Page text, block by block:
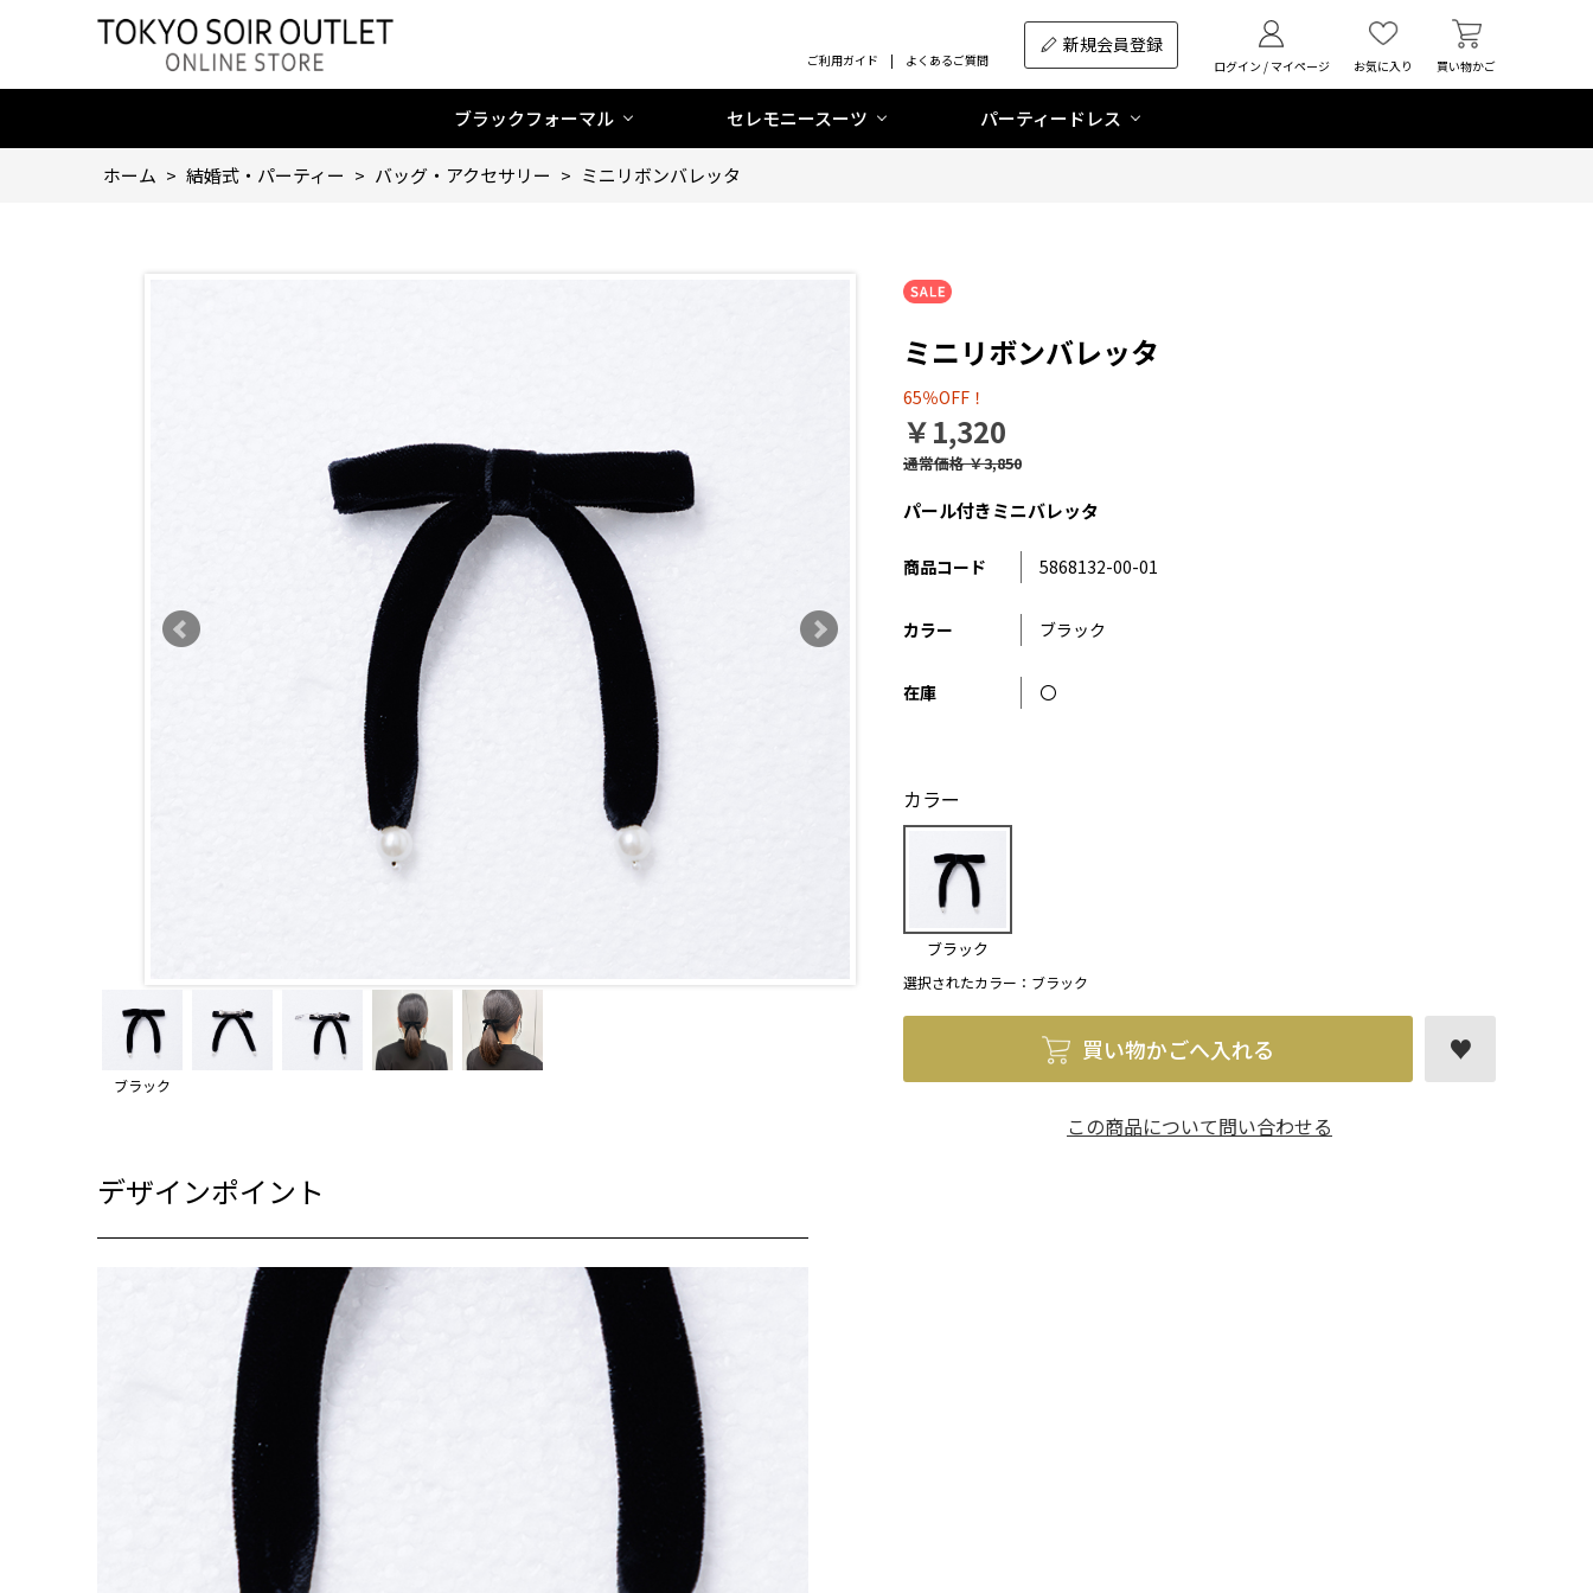
ご利用ガイド よくあるご質問
新規会員登録
ログイン / マイページ お気に入り 買い物かご
ブラックフォーマル セレモニースーツ パーティードレス
ホーム > 結婚式・パーティー > バッグ・アクセサリー > ミニリボンバレッタ
ブラック
デザインポイント
パール付きミニバレッタ
ミニリボンバレッタ
65％OFF！
￥1,320
通常価格￥3,850
商品コード 5868132-00-01
カラー ブラック
在庫 〇
カラー
ブラック
選択されたカラー：ブラック
買い物かごへ入れる
この商品について問い合わせる